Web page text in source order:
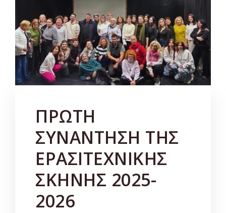
ΠΡΩΤΗ
ΣΥΝΑΝΤΗΣΗ ΤΗΣ
ΕΡΑΣΙΤΕΧΝΙΚΗΣ
ΣΚΗΝΗΣ 2025-
2026